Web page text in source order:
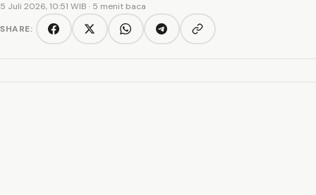
5 Juli 2026, 10:51 WIB · 5 menit baca
SHARE:
FacebookTwitter/XWhatsAppTelegramCopy link